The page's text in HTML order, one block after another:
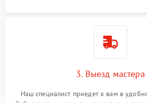
3. Выезд мастера
Наш специалист приедет к вам в